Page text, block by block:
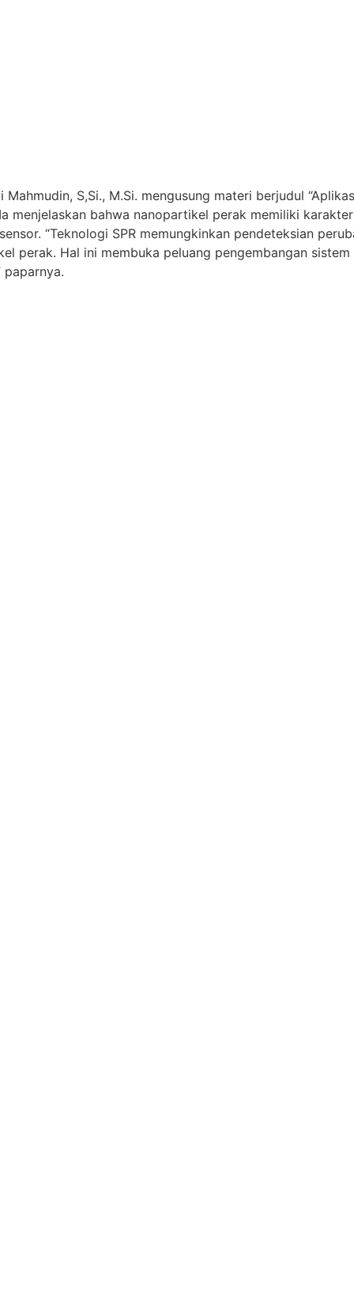
S,Si., M.Si. mengusung materi berjudul
Ia menjelaskan bahwa nanopartikel perak memiliki
“Teknologi SPR memungkinkan pendeteksian
perak. Hal ini membuka peluang pengembangan
paparnya.